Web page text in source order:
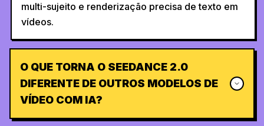
multi-sujeito e renderização precisa de texto em
vídeos.
O QUE TORNA O SEEDANCE 2.0
DIFERENTE DE OUTROS MODELOS DE
VÍDEO COM IA?